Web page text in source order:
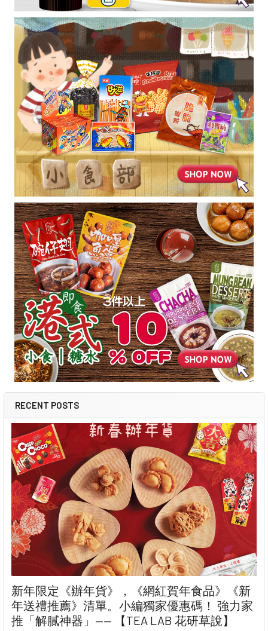
RECENT POSTS
新年限定《辦年貨》，《網紅賀年食品》《新
年送禮推薦》清單。小編獨家優惠碼！ 強力家
推「解膩神器」—— 【TEA LAB 花研草說】